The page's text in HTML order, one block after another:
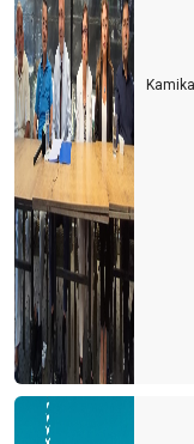
Turisti mi
Usulca turistin yanına
Dünya kenti Antalya
Ne devletler ne de
Bu gidişle yaz turizmi
Turizm sezonunun
Turizm iyi mi olacak?
CEVABI OLMAYAN
2021 yılı umutların